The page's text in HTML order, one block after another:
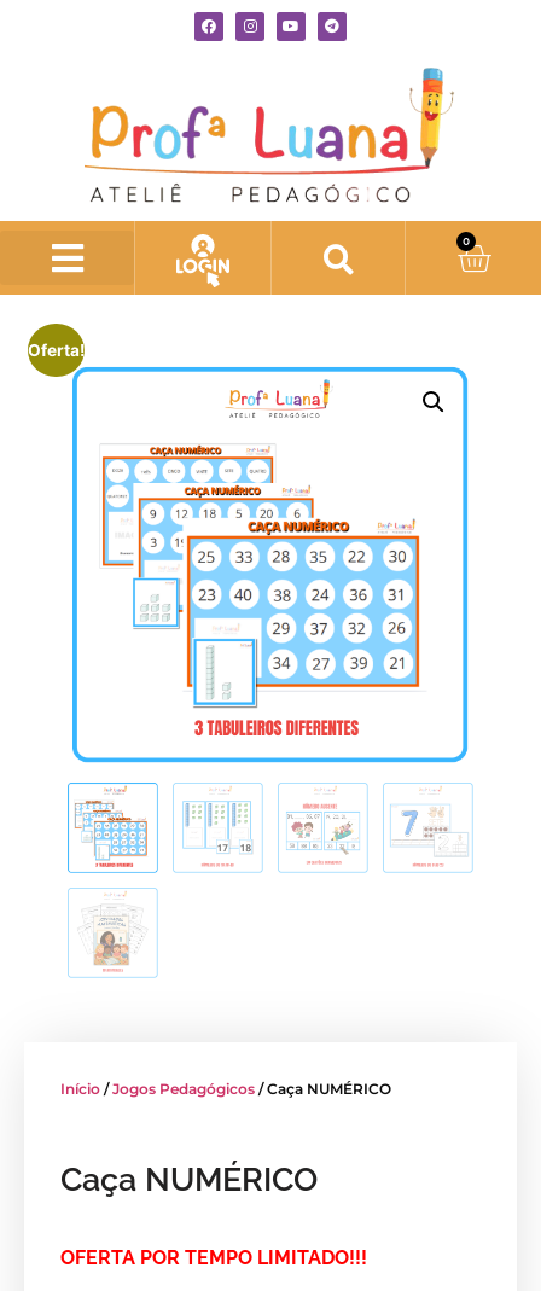
0
Oferta!
Início /Jogos Pedagógicos / Caça NUMÉRICO
Caça NUMÉRICO
OFERTA POR TEMPO LIMITADO!!!